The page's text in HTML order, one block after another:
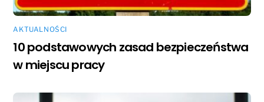
AKTUALNOŚCI
10 podstawowych zasad bezpieczeństwa
w miejscu pracy